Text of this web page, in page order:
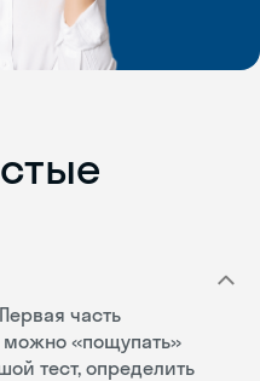
часть
«пощупать»
тест, определить